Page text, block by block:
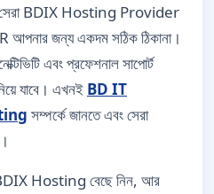
BDIX Hosting Provider
জন্য একদম সঠিক ঠিকানা।
এবং প্রফেশনাল সাপোর্ট
যাবে। এখনই BD IT
সম্পর্কে জানতে এবং সেরা
Hosting বেছে নিন, আর